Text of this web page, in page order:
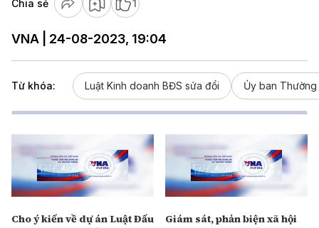
Chia sẻ 1
VNA | 24-08-2023, 19:04
Từ khóa: Luật Kinh doanh BĐS sửa đổi Ủy ban
Cho ý kiến về dự án Luật Đấu
Giám sát, phản biện xã hội